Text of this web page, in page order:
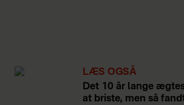
LÆS OGSÅ
Det 10 år lange
at briste, men så